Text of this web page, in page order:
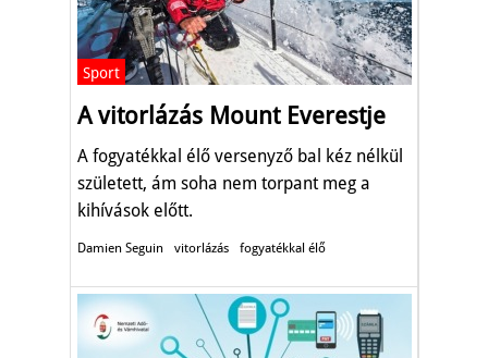
Sport
A vitorlázás Mount Everestje
A fogyatékkal élő versenyző bal kéz nélkül
született, ám soha nem torpant meg a
kihívások előtt.
Damien Seguin vitorlázás fogyatékkal élő